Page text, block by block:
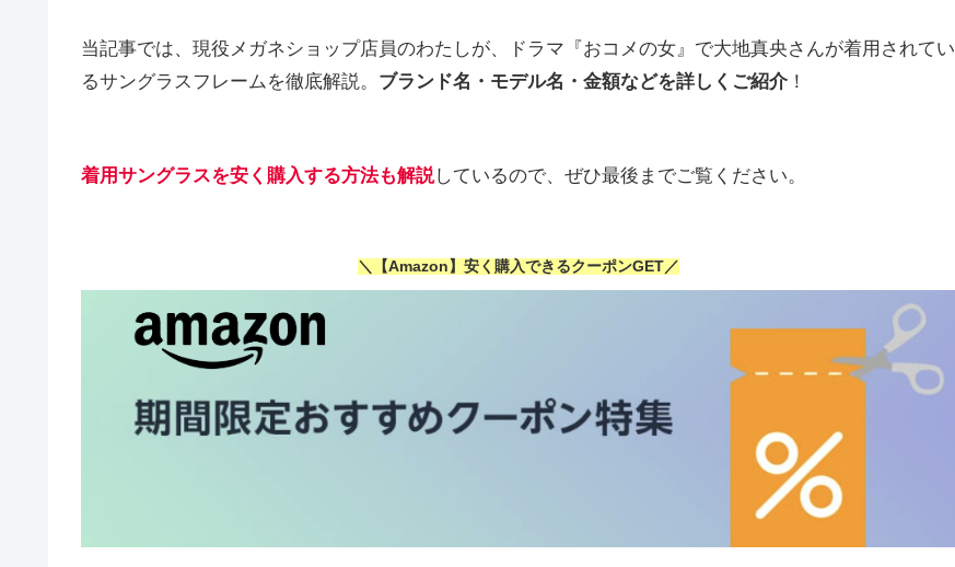
当記事では、現役メガネショップ店員のわたしが、ドラマ『おコメの女』で大地真央さんが着用されてい
るサングラスフレームを徹底解説。 ブランド名・モデル名・金額などを詳しくご紹介！
着用サングラスを安く購入する方法も解説しているので、ぜひ最後までご覧ください。
＼【Amazon】安く購入できるクーポンGET／